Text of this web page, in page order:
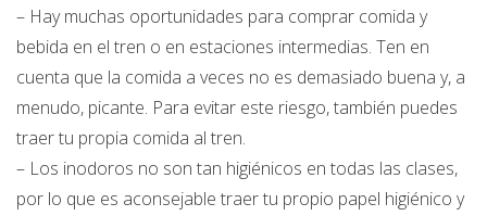
– Hay muchas oportunidades para comprar comida y
bebida en el tren o en estaciones intermedias. Ten en
cuenta que la comida a veces no es demasiado buena y, a
menudo, picante. Para evitar este riesgo, también puedes
traer tu propia comida al tren.
– Los inodoros no son tan higiénicos en todas las clases,
por lo que es aconsejable traer tu propio papel higiénico y